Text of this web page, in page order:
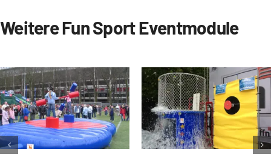
Weitere Fun Sport Eventmodule